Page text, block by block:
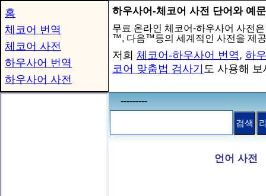
홈
체코어 번역
체코어 사전
하우사어 번역
하우사어 사전
하우사어-체코어 사전 단어와 예
무료 온라인 체코어-하우사어 사전
™, 다음™등의 세계적인 사전을 제
저희 체코어-하우사어 번역, 하
코어 맞춤법 검사기 도 사용해 보